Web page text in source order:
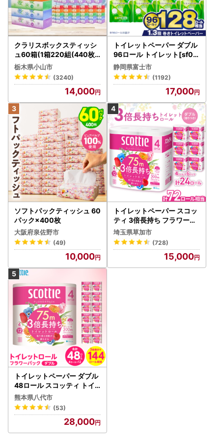
クラリスボックスティッシ
ュ60箱(1箱220組(440枚))
(5個入り×12セット)【配送
不可地域：離島・沖縄県】
【1256759】
栃木県小山市
(3240)
14,000
トイレットペーパー ダブル
96ロール トイレット[sf00
1-012]
静岡県富士市
(1192)
17,000
ソフトパックティッシュ 60
パック×400枚
大阪府泉佐野市
(49)
10,000
トイレットペーパー スコッ
ティ 3倍長持ち フラワーパ
ック 4ロール×6P
埼玉県草加市
(728)
15,000
トイレットペーパー ダブル
48ロール スコッティ トイ
レット
熊本県八代市
(53)
28,000